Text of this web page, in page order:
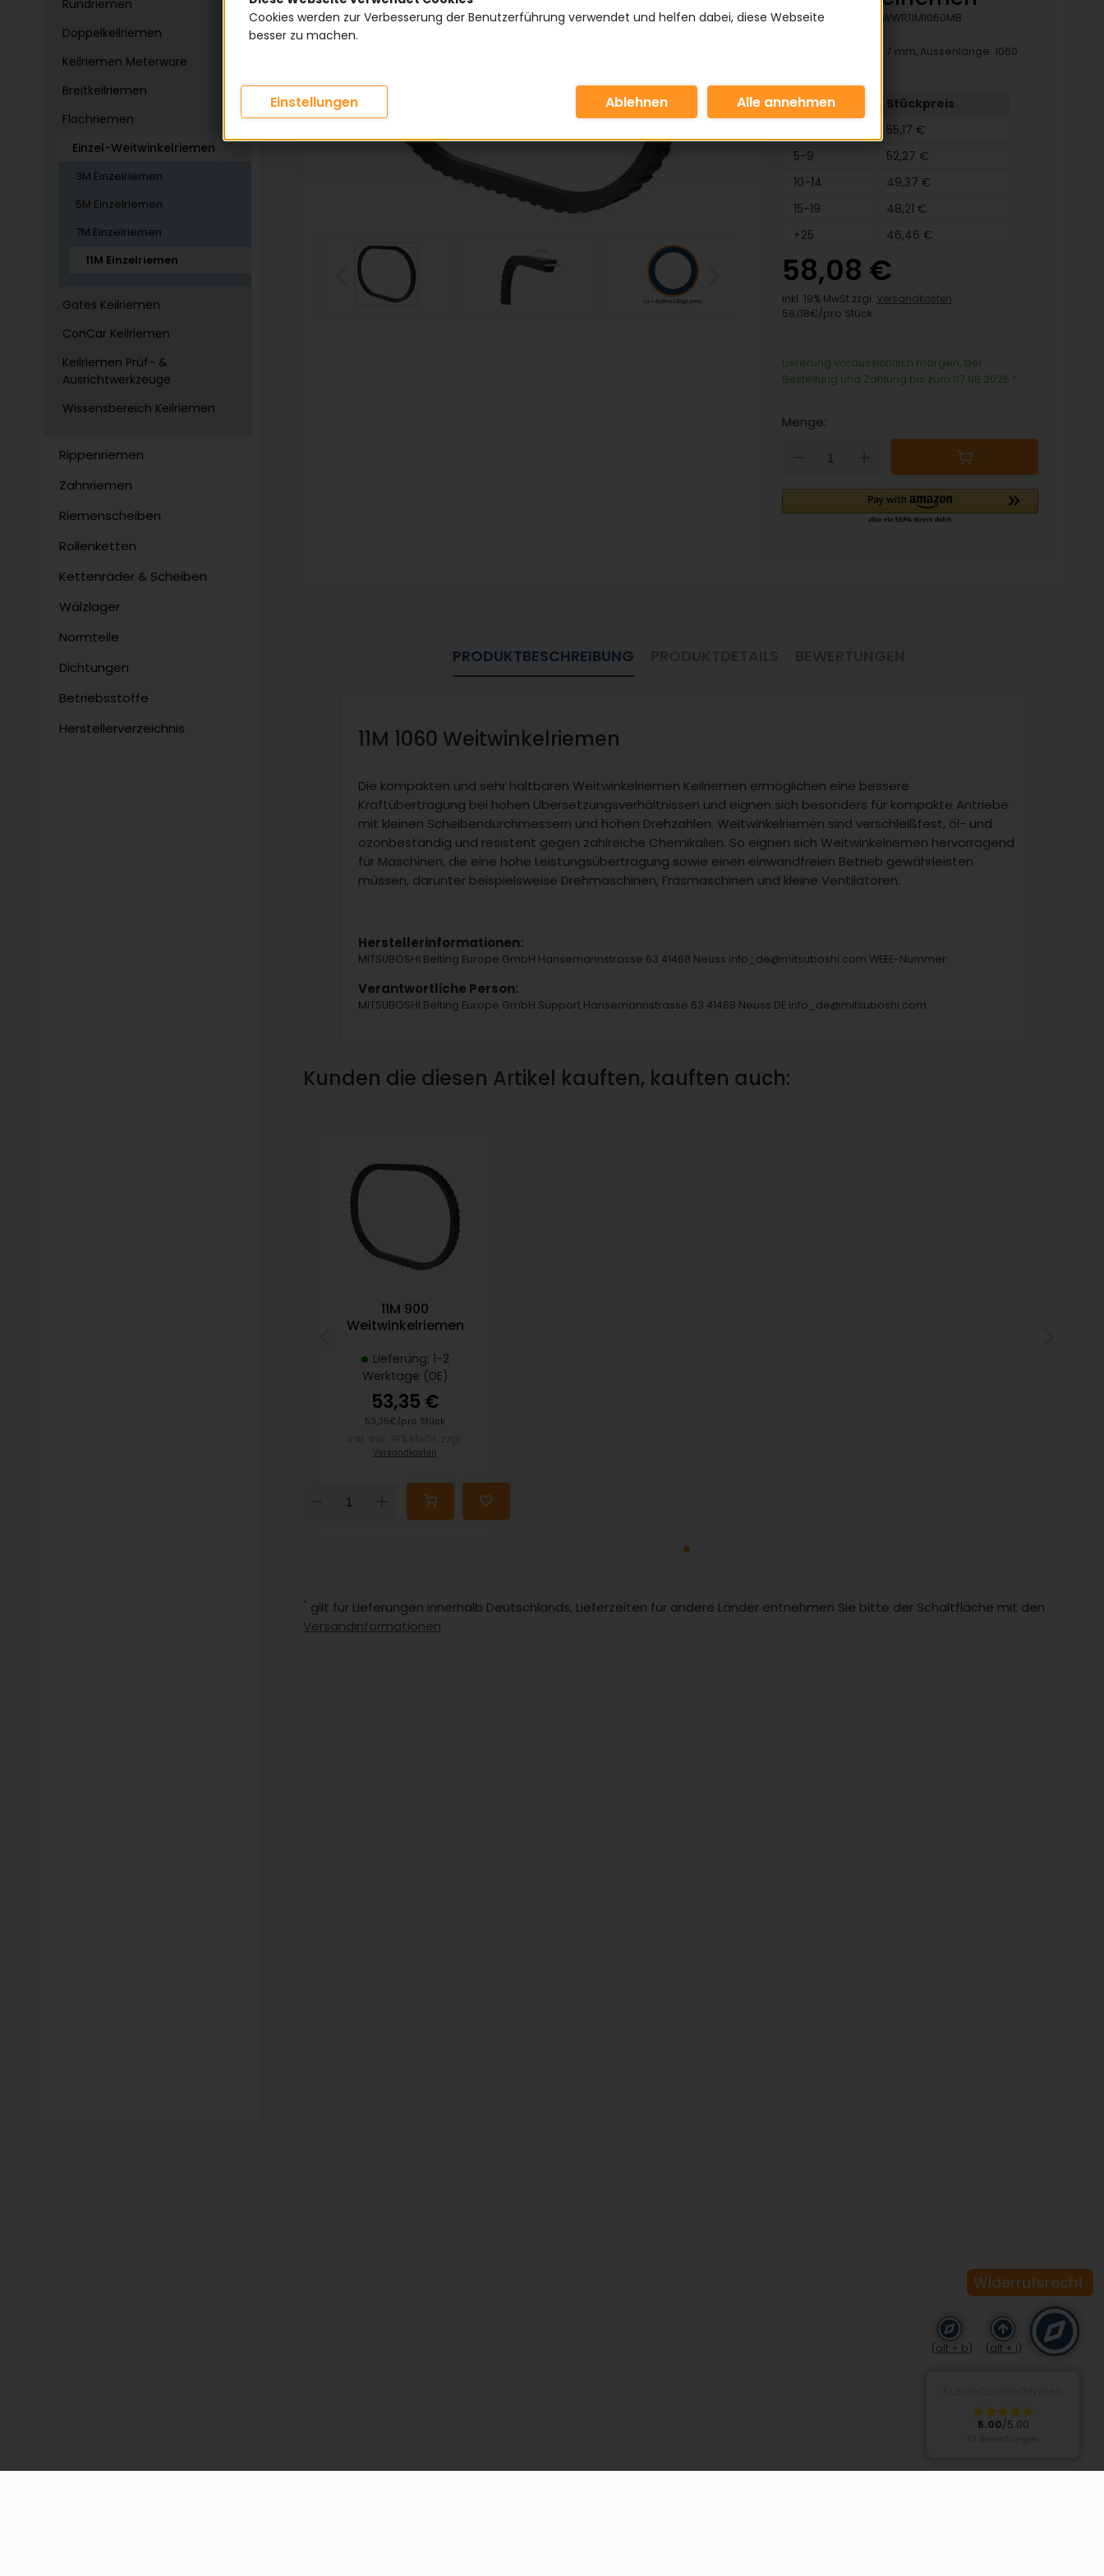
Rundriemen
Doppelkeilriemen
Keilriemen Meterware
Breitkeilriemen
Flachriemen
Einzel-Weitwinkelriemen
3M Einzelriemen
5M Einzelriemen
7M Einzelriemen
11M Einzelriemen
Gates Keilriemen
ConCar Keilriemen
Keilriemen Prüf- &
Ausrichtwerkzeuge
Wissensbereich Keilriemen
Rippenriemen
Zahnriemen
Riemenscheiben
Rollenketten
Kettenräder & Scheiben
Wälzlager
Normteile
Dichtungen
Betriebsstoffe
Herstellerverzeichnis
Artikelnummer: KWWR11M1060MB
Breite: 11 mm, Höhe: 7 mm, Aussenlänge: 1060
Menge
Stückpreis
55,17 €
5-9
52,27 €
10-14
49,37 €
15-19
48,21 €
+25
46,46 €
58,08 €
inkl. 19% MwSt zzgl. Versandkosten
58,08€/pro Stück
Lieferung voraussichtlich morgen, bei
Bestellung und Zahlung bis zum 07.08.2026 *
Menge:
Down
PRODUKTBESCHREIBUNG
11M 1060 Weitwinkelriemen
Die kompakten und sehr haltbaren Weitwinkelriemen Keilriemen ermöglichen eine bessere
Kraftübertragung bei hohen Übersetzungsverhältnissen und eignen sich besonders für kompakte Antriebe
mit kleinen Scheibendurchmessern und hohen Drehzahlen. Weitwinkelriemen sind verschleißfest, öl- und
ozonbeständig und resistent gegen zahlreiche Chemikalien. So eignen sich Weitwinkelriemen hervorragend
für Maschinen, die eine hohe Leistungsübertragung sowie einen einwandfreien Betrieb gewährleisten
müssen, darunter beispielsweise Drehmaschinen, Fräsmaschinen und kleine Ventilatoren.
Herstellerinformationen:
MITSUBOSHI Belting Europe GmbH Hansemannstrasse 63 41468 Neuss info_de@mitsuboshi.com WEEE-Nummer:
Verantwortliche Person:
MITSUBOSHI Belting Europe GmbH Support Hansemannstrasse 63 41468 Neuss DE info_de@mitsuboshi.com
Kunden die diesen Artikel kauften, kauften auch:
11M 900
Weitwinkelriemen
Lieferung: 1-2
Werktage (DE)
53,35 €
53,35€/pro Stück
Versandkosten
Down
* gilt für Lieferungen innerhalb Deutschlands, Lieferzeiten für andere Länder entnehmen Sie bitte der Schaltfläche mit den
Versandinformationen
(alt + b) (alt + i)
Widerrufsrecht
5.00/5.00
Cookies werden zur Verbesserung der Benutzerführung verwendet und helfen dabei, diese Webseite
besser zu machen.
Einstellungen